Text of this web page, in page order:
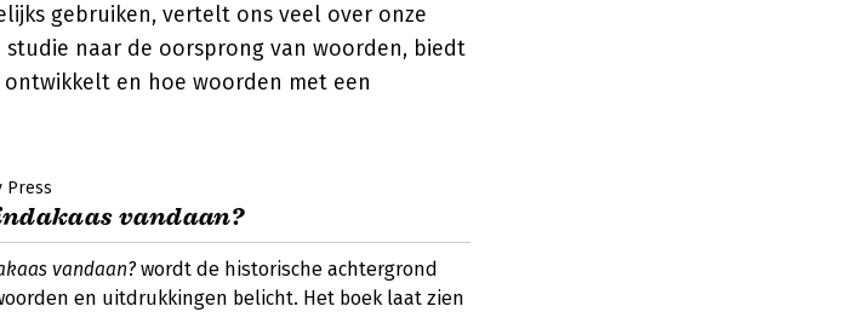
gebruiken, vertelt ons veel over onze
naar de oorsprong van woorden, biedt
en hoe woorden met een
Press
vandaan?
vandaan? wordt de historische achtergrond
en uitdrukkingen belicht. Het boek laat zien